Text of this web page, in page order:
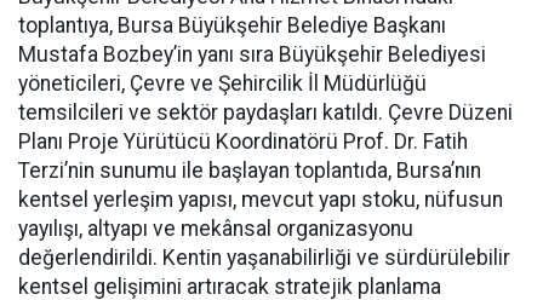
toplantıya, Bursa Büyükşehir Belediye Başkanı
Mustafa Bozbey’in yanı sıra Büyükşehir Belediyesi
yöneticileri, Çevre ve Şehircilik İl Müdürlüğü
temsilcileri ve sektör paydaşları katıldı. Çevre Düzeni
Planı Proje Yürütücü Koordinatörü Prof. Dr. Fatih
Terzi’nin sunumu ile başlayan toplantıda, Bursa’nın
kentsel yerleşim yapısı, mevcut yapı stoku, nüfusun
yayılışı, altyapı ve mekânsal organizasyonu
değerlendirildi. Kentin yaşanabilirliği ve sürdürülebilir
kentsel gelişimini artıracak stratejik planlama